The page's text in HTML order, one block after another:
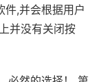
件,并会根据用户
并没有关闭按